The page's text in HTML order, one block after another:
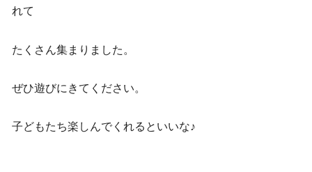
れて
たくさん集まりました。
ぜひ遊びにきてください。
子どもたち楽しんでくれるといいな♪